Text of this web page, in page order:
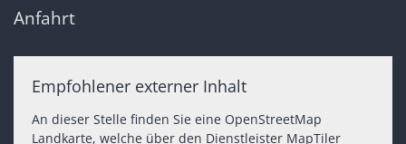
Anfahrt
Empfohlener externer Inhalt
An dieser Stelle finden Sie eine OpenStreetMap
Landkarte, welche über den Dienstleister MapTiler